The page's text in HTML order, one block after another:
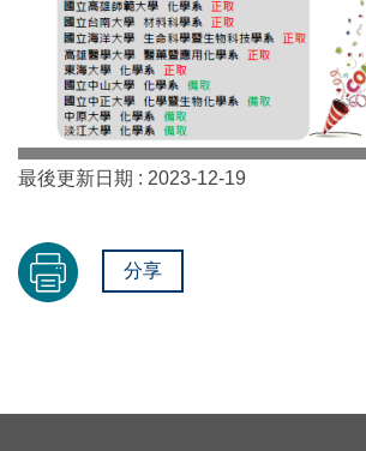
最後更新日期 : 2023-12-19
分享